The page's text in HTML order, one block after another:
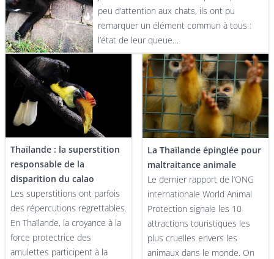
peu d’attention aux chats, ils ont pu
remarquer un élément commun à tous :
l’état de leur queue…
Thaïlande : la superstition
responsable de la
disparition du calao
Les superstitions ont parfois
des répercutions regrettables.
En Thaïlande, la croyance à la
force protectrice des
amulettes participent à la
La Thaïlande épinglée pour
maltraitance animale
Le dernier rapport de l’ONG
internationale World Animal
Protection signale les 10
attractions touristiques les
plus cruelles envers les
animaux dans le monde. On